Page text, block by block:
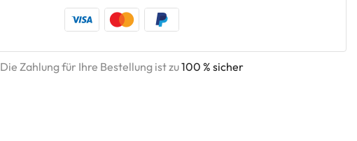
Die Zahlung für Ihre Bestellung ist zu100 % sicher